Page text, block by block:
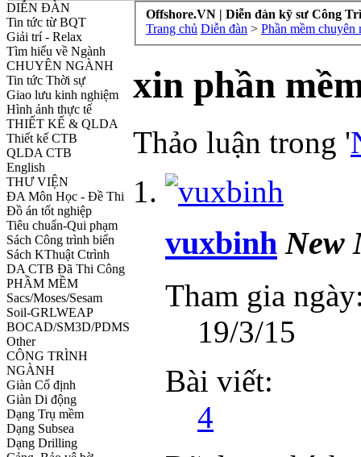
DIỄN ĐÀN
Tin tức từ BQT
Giải trí - Relax
Tìm hiểu về Ngành
CHUYÊN NGÀNH
Tin tức Thời sự
Giao lưu kinh nghiệm
Hình ảnh thực tế
THIẾT KẾ & QLDA
Thiết kế CTB
QLDA CTB
English
THƯ VIỆN
ĐA Môn Học - Đề Thi
Đồ án tốt nghiệp
Tiêu chuẩn-Qui phạm
Sách Công trình biển
Sách KThuật Ctrình
DA CTB Đã Thi Công
PHẦM MỀM
Sacs/Moses/Sesam
Soil-GRLWEAP
BOCAD/SM3D/PDMS
Other
CÔNG TRÌNH
NGÀNH
Giàn Cố định
Giàn Di động
Dạng Trụ mềm
Dạng Subsea
Dạng Drilling
Offshore.VN | Diễn đàn kỹ sư Công
Trang chủ Diễn đàn > Phần mềm
xin phần
Thảo luận trong '
vuxbinh New
Tham gia
19/3/15
Bài viết:
4